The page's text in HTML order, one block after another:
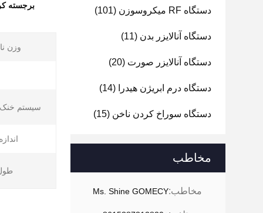
دستگاه RF میکروسوزن (101)
دستگاه آنالایزر بدن (11)
دستگاه آنالایزر صورت (20)
دستگاه درم ابریژن هیدرا (14)
دستگاه سوراخ کردن ناخن (15)
مخاطب
مخاطب:Ms. Shine GOMECY
برجسته
وزن
سیستم خنک